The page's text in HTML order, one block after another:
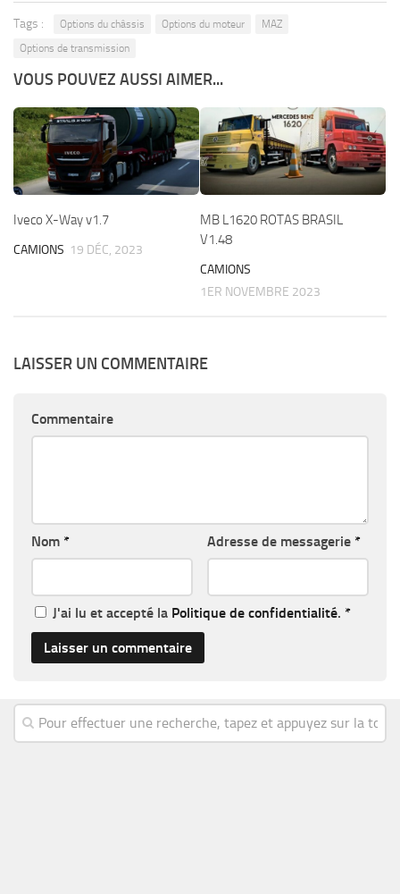
Tags : Options du châssis Options du moteur
MAZ
Options de transmission
VOUS POUVEZ AUSSI AIMER...
Iveco X-Way v1.7
CAMIONS 19 DÉC, 2023
MB L1620 ROTAS BRASIL
V1.48
CAMIONS
1ER NOVEMBRE 2023
LAISSER UN COMMENTAIRE
Commentaire
Nom * Adresse de messagerie *
J'ai lu et accepté la Politique de confidentialité. *